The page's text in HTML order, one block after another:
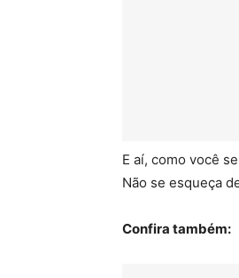
E aí, como você
Não se esqueça
Confira também: